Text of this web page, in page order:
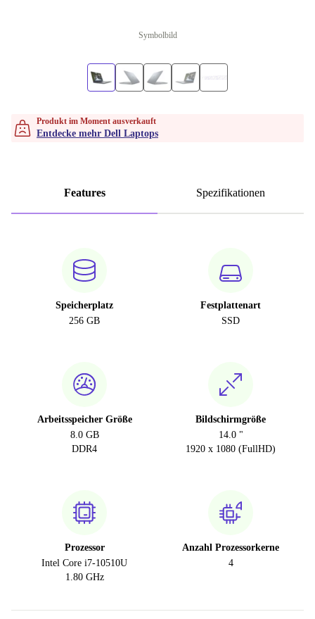
Symbolbild
Produkt im Moment ausverkauft
Entdecke mehr Dell Laptops
Features Spezifikationen
Speicherplatz
256 GB
Festplattenart
SSD
Arbeitsspeicher Größe
8.0 GB
DDR4
Bildschirmgröße
14.0 "
1920 x 1080 (FullHD)
Prozessor
Intel Core i7-10510U
1.80 GHz
Anzahl Prozessorkerne
4